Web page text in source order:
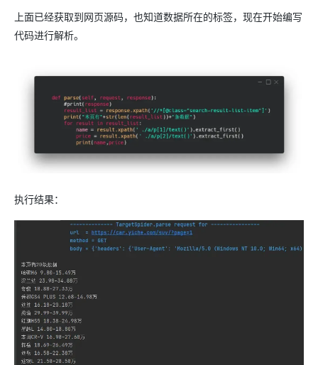
上面已经获取到网页源码，也知道数据所在的标签，现在开始编写
代码进行解析。
执行结果：